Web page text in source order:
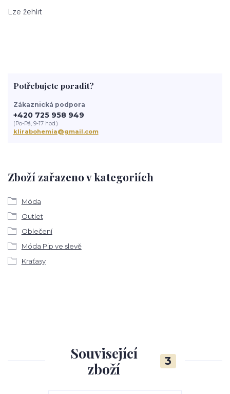
Lze žehlit
Zboží zařazeno v kategoriích
Móda
Outlet
Oblečení
Móda Pip ve slevě
Kraťasy
Potřebujete poradit?
Zákaznická podpora
+420 725 958 949
(Po-Pá, 9-17 hod.)
klirabohemia@gmail.com
Související
zboží
3